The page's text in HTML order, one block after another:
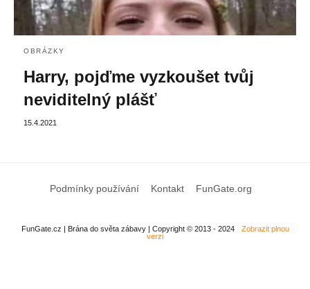
OBRÁZKY
Harry, pojďme vyzkoušet tvůj
neviditelný plášť
15.4.2021
Podmínky používání Kontakt FunGate.org
FunGate.cz | Brána do světa zábavy | Copyright © 2013 - 2024
Zobrazit plnou
verzi